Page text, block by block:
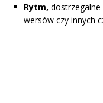
Rytm, dostrzegalne
wersów czy innych